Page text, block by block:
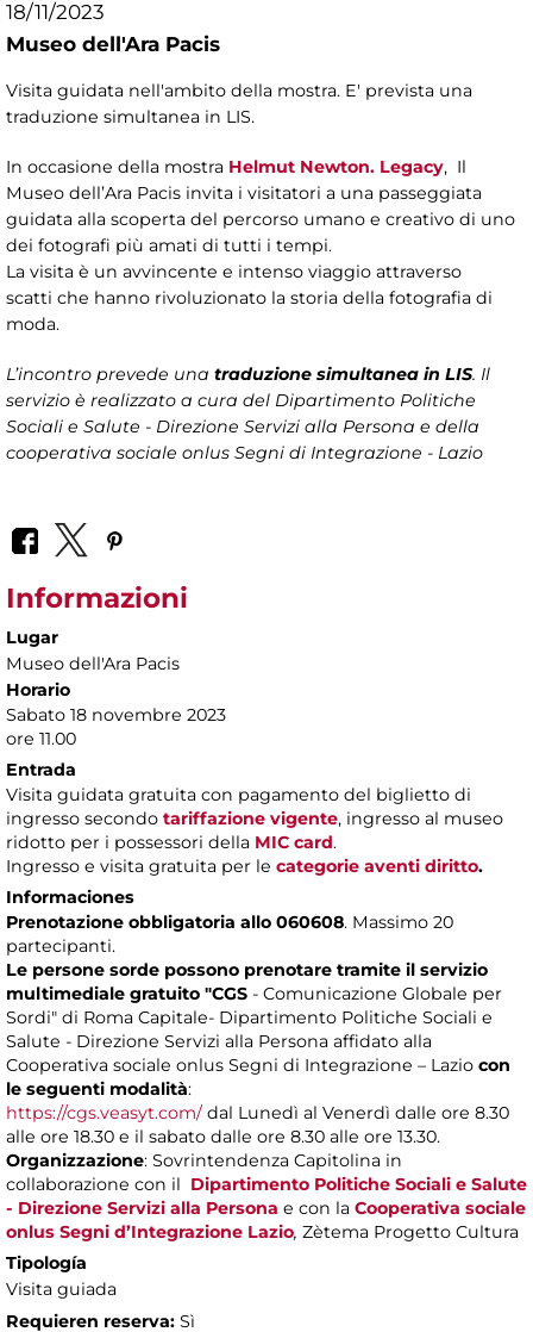
18/11/2023
Museo dell'Ara Pacis
Visita guidata nell'ambito della mostra. E' prevista una
traduzione simultanea in LIS.
In occasione della mostra Helmut Newton. Legacy, Il
Museo dell’Ara Pacis invita i visitatori a una passeggiata
guidata alla scoperta del percorso umano e creativo di uno
dei fotografi più amati di tutti i tempi.
La visita è un avvincente e intenso viaggio attraverso
scatti che hanno rivoluzionato la storia della fotografia di
moda.
L’incontro prevede una traduzione simultanea in LIS. Il
servizio è realizzato a cura del Dipartimento Politiche
Sociali e Salute - Direzione Servizi alla Persona e della
cooperativa sociale onlus Segni di Integrazione - Lazio
Informazioni
Lugar
Museo dell'Ara Pacis
Horario
Sabato 18 novembre 2023
ore 11.00
Entrada
Visita guidata gratuita con pagamento del biglietto di
ingresso secondo tariffazione vigente, ingresso al museo
ridotto per i possessori della MIC card.
Ingresso e visita gratuita per le categorie aventi diritto.
Informaciones
Prenotazione obbligatoria allo 060608. Massimo 20
partecipanti.
Le persone sorde possono prenotare tramite il servizio
multimediale gratuito "CGS - Comunicazione Globale per
Sordi" di Roma Capitale- Dipartimento Politiche Sociali e
Salute - Direzione Servizi alla Persona affidato alla
Cooperativa sociale onlus Segni di Integrazione – Lazio con
le seguenti modalità:
https://cgs.veasyt.com/dal Lunedì al Venerdì dalle ore 8.30
alle ore 18.30 e il sabato dalle ore 8.30 alle ore 13.30.
Organizzazione: Sovrintendenza Capitolina in
collaborazione con il Dipartimento Politiche Sociali e Salute
- Direzione Servizi alla Persona e con la Cooperativa sociale
onlus Segni d’Integrazione Lazio, Zètema Progetto Cultura
Tipología
Visita guiada
Requieren reserva: Sì